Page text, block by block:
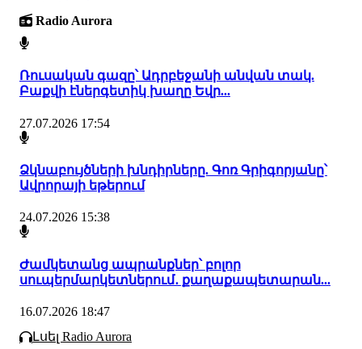
Radio Aurora
Ռուսական գազը՝ Ադրբեջանի անվան տակ.
Բաքվի էներգետիկ խաղը Եվր...
27.07.2026 17:54
Ձկնաբույծների խնդիրները. Գոռ Գրիգորյանը՝
Ավրորայի եթերում
24.07.2026 15:38
Ժամկետանց ապրանքներ՝ բոլոր
սուպերմարկետներում․ քաղաքապետարան...
16.07.2026 18:47
Լսել Radio Aurora